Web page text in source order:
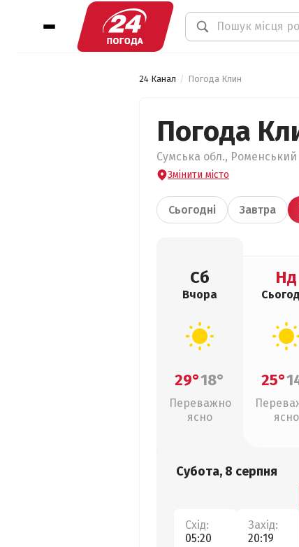
24 Канал Погода Клин
Погода
Сумська обл.,
Змінити місто
Сьогодні Завтра
Сб
Вчора
29°18°
Переважно
ясно
Нд
25°
ясно
Субота, 8 серпня
Схід:
05:20
Захід:
20:19